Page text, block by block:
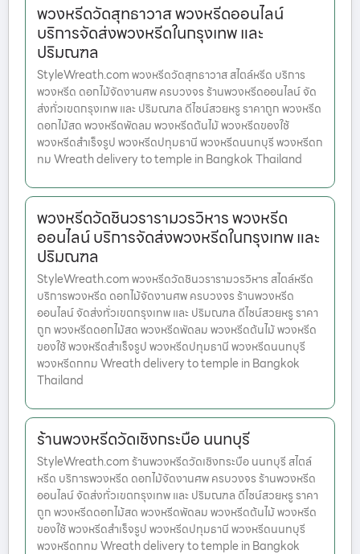
พวงหรีดวัดสุทธาวาส พวงหรีดออนไลน์
บริการจัดส่งพวงหรีดในกรุงเทพ และ
ปริมณฑล
StyleWreath.com พวงหรีดวัดสุทธาวาส สไตล์หรีด บริการ
พวงหรีด ดอกไม้จัดงานศพ ครบวงจร ร้านพวงหรีดออนไลน์ จัด
ส่งทั่วเขตกรุงเทพ และ ปริมณฑล ดีไซน์สวยหรู ราคาถูก พวงหรีด
ดอกไม้สด พวงหรีดพัดลม พวงหรีดต้นไม้ พวงหรีดของใช้
พวงหรีดสำเร็จรูป พวงหรีดปทุมธานี พวงหรีดนนทบุรี พวงหรีดก
ทม Wreath delivery to temple in Bangkok Thailand
พวงหรีดวัดชินวรารามวรวิหาร พวงหรีด
ออนไลน์ บริการจัดส่งพวงหรีดในกรุงเทพ และ
ปริมณฑล
StyleWreath.com พวงหรีดวัดชินวรารามวรวิหาร สไตล์หรีด
บริการพวงหรีด ดอกไม้จัดงานศพ ครบวงจร ร้านพวงหรีด
ออนไลน์ จัดส่งทั่วเขตกรุงเทพ และ ปริมณฑล ดีไซน์สวยหรู ราคา
ถูก พวงหรีดดอกไม้สด พวงหรีดพัดลม พวงหรีดต้นไม้ พวงหรีด
ของใช้ พวงหรีดสำเร็จรูป พวงหรีดปทุมธานี พวงหรีดนนทบุรี
พวงหรีดกทม Wreath delivery to temple in Bangkok
Thailand
ร้านพวงหรีดวัดเชิงกระบือ นนทบุรี
StyleWreath.com ร้านพวงหรีดวัดเชิงกระบือ นนทบุรี สไตล์
หรีด บริการพวงหรีด ดอกไม้จัดงานศพ ครบวงจร ร้านพวงหรีด
ออนไลน์ จัดส่งทั่วเขตกรุงเทพ และ ปริมณฑล ดีไซน์สวยหรู ราคา
ถูก พวงหรีดดอกไม้สด พวงหรีดพัดลม พวงหรีดต้นไม้ พวงหรีด
ของใช้ พวงหรีดสำเร็จรูป พวงหรีดปทุมธานี พวงหรีดนนทบุรี
พวงหรีดกทม Wreath delivery to temple in Bangkok